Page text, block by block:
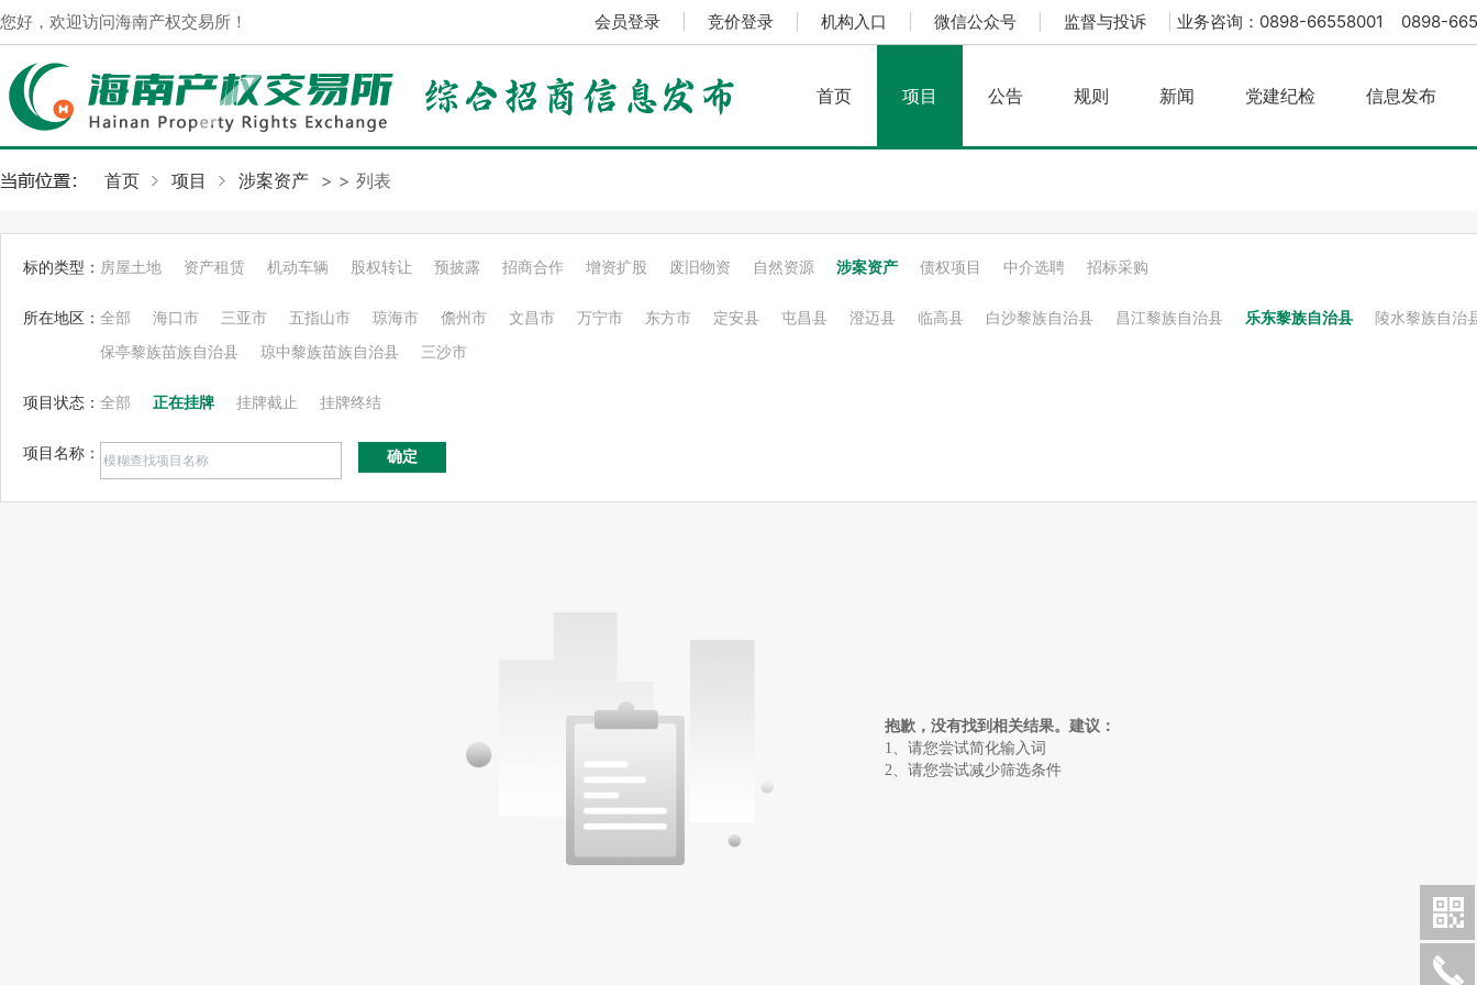
您好，欢迎访问海南产权交易所！ 会员登录 竞价登录 机构入口 微信公众号 监督与投诉 业务咨询：0898-66558001 0898-
首页 项目 公告 规则 新闻 党建纪检 信息发布
首页 项目 >
涉案资产 > 列表
标的类型： 房屋土地 资产租赁 机动车辆 股权转让 预披露 招商合作 增资扩股 废旧物资 自然资源 涉案资产 债权项目 中介选聘 招标采购
所在地区： 全部 海口市 三亚市 五指山市 琼海市 儋州市 文昌市 万宁市 东方市 定安县 屯昌县 澄迈县 临高县 白沙黎族自治县 昌江黎族自治县 乐东黎族自治县 陵水黎族自治
保亭黎族苗族自治县 琼中黎族苗族自治县 三沙市
项目状态： 全部 正在挂牌 挂牌截止 挂牌终结
项目名称： 确定
抱歉，没有找到相关结果。建议：
1、请您尝试简化输入词
2、请您尝试减少筛选条件